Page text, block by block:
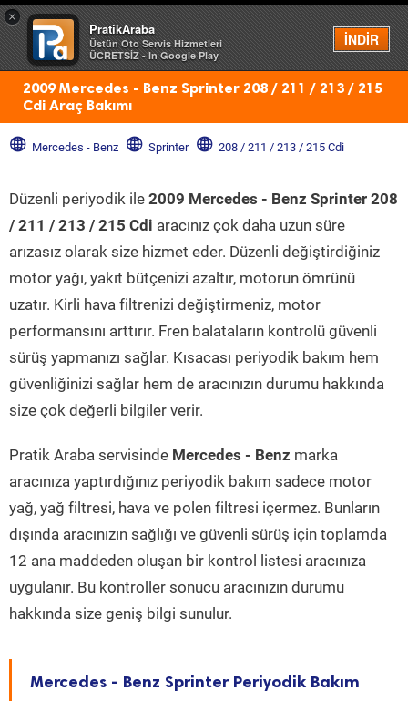
×
PratikAraba
Üstün Oto Servis Hizmetleri
ÜCRETSİZ - In Google Play
İNDİR
Menü
2009 Mercedes - Benz Sprinter 208 / 211 / 213 / 215
Cdi Araç Bakımı
Mercedes - Benz Sprinter 208 / 211 / 213 / 215 Cdi
Düzenli periyodik ile 2009 Mercedes - Benz Sprinter 208
/ 211 / 213 / 215 Cdi aracınız çok daha uzun süre
arızasız olarak size hizmet eder. Düzenli değiştirdiğiniz
motor yağı, yakıt bütçenizi azaltır, motorun ömrünü
uzatır. Kirli hava filtrenizi değiştirmeniz, motor
performansını arttırır. Fren balataların kontrolü güvenli
sürüş yapmanızı sağlar. Kısacası periyodik bakım hem
güvenliğinizi sağlar hem de aracınızın durumu hakkında
size çok değerli bilgiler verir.
Pratik Araba servisinde Mercedes - Benz marka
aracınıza yaptırdığınız periyodik bakım sadece motor
yağ, yağ filtresi, hava ve polen filtresi içermez. Bunların
dışında aracınızın sağlığı ve güvenli sürüş için toplamda
12 ana maddeden oluşan bir kontrol listesi aracınıza
uygulanır. Bu kontroller sonucu aracınızın durumu
hakkında size geniş bilgi sunulur.
Mercedes - Benz Sprinter Periyodik Bakım